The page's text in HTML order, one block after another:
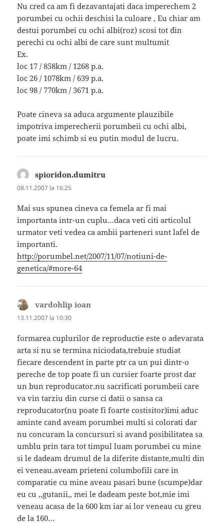
Nu cred ca am fi dezavantajati daca imperechem 2
porumbei cu ochii deschisi la culoare , Eu chiar am
destui porumbei cu ochi albi(roz) scosi tot din
perechi cu ochi albi de care sunt multumit
Ex.
loc 17 / 858km / 1268 p.a.
loc 26 / 1078km / 639 p.a.
loc 98 / 770km / 3671 p.a.
Poate cineva sa aduca argumente plauzibile
impotriva imperecherii porumbeii cu ochi albi,
poate imi schimb si eu putin modul de lucru.
spioridon.dumitru
08.11.2007 la 16:25
Mai sus spunea cineva ca femela ar fi mai
importanta intr-un cuplu…daca veti citi articolul
urmator veti vedea ca ambii parteneri sunt lafel de
importanti.
http://porumbel.net/2007/11/07/notiuni-de-
genetica/#more-64
vardohlip ioan
13.11.2007 la 10:30
formarea cuplurilor de reproductie este o adevarata
arta si nu se termina niciodata,trebuie studiat
fiecare descendent in parte ptr ca un pui dintr-o
pereche de top poate fi un cursier foarte prost dar
un bun reproducator.nu sacrificati porumbeii care
va vin tarziu din curse ci datii o sansa ca
reproducator(nu poate fi foarte costisitor)imi aduc
aminte cand aveam porumbei multi si colorati dar
nu concuram la concursuri si avand posibilitatea sa
umblu prin tara tot timpul luam porumbei cu mine
si le dadeam drumul de la diferite distante,multi din
ei veneau.aveam prieteni columbofili care in
comparatie cu mine aveau pasari bune (scumpe)dar
eu cu ,,gutanii,, mei le dadeam peste bot,mie imi
veneau acasa de la 600 km iar ai lor veneau cu greu
de la 160…